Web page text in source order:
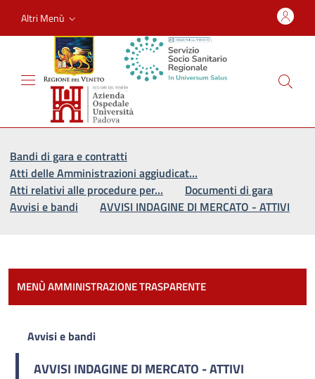
Altri Menù
Bandi di gara e contratti
Atti delle Amministrazioni aggiudicat…
Atti relativi alle procedure per…
Documenti di gara
Avvisi e bandi
AVVISI INDAGINE DI MERCATO - ATTIVI
MENÙ AMMINISTRAZIONE TRASPARENTE
Avvisi e bandi
AVVISI INDAGINE DI MERCATO - ATTIVI